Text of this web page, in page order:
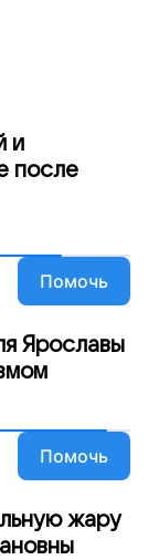
что
и
в любви и
и
после
Помочь
Ярославы
Помочь
жару